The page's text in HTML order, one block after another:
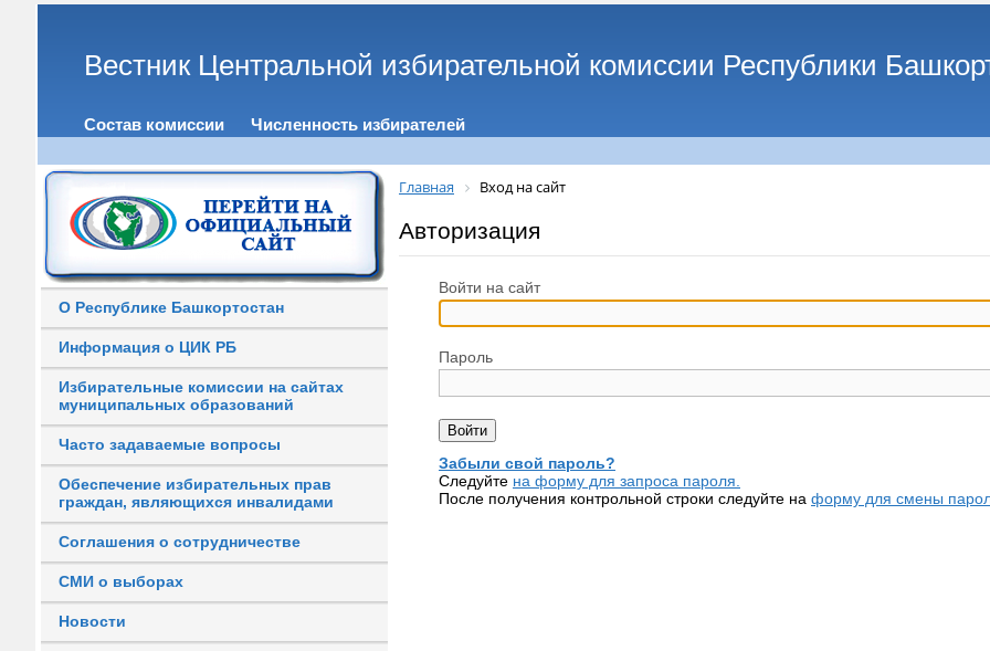
Вестник Центральной избирательной комиссии Республики
Состав комиссии Численность избирателей
О Республике Башкортостан
Информация о ЦИК РБ
Избирательные комиссии на сайтах
муниципальных образований
Часто задаваемые вопросы
Обеспечение избирательных прав
граждан, являющихся инвалидами
Соглашения о сотрудничестве
СМИ о выборах
Новости
Главная Вход на сайт
Авторизация
Войти на сайт
Пароль
Забыли свой пароль?
Следуйте на форму для запроса пароля.
После получения контрольной строки следуйте на форму для смены